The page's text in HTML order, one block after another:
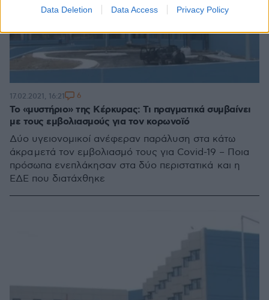
Data Deletion Data Access Privacy Policy
Το «μυστήριο» της Κέρκυρας: Τι πραγματικά συμβαίνει
με τους εμβολιασμούς για τον κορωνοϊό
Δύο υγειονομικοί ανέφεραν παράλυση στα κάτω
άκρα μετά τον εμβολιασμό τους για Covid-19 – Ποια
πρόσωπα ενεπλάκησαν στα δύο περιστατικά και η
ΕΔΕ που διατάχθηκε
17.02.2021, 16:21 6